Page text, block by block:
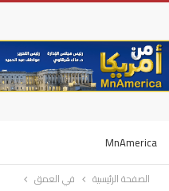
MnAmerica
الصفحة الرئيسية في العمق